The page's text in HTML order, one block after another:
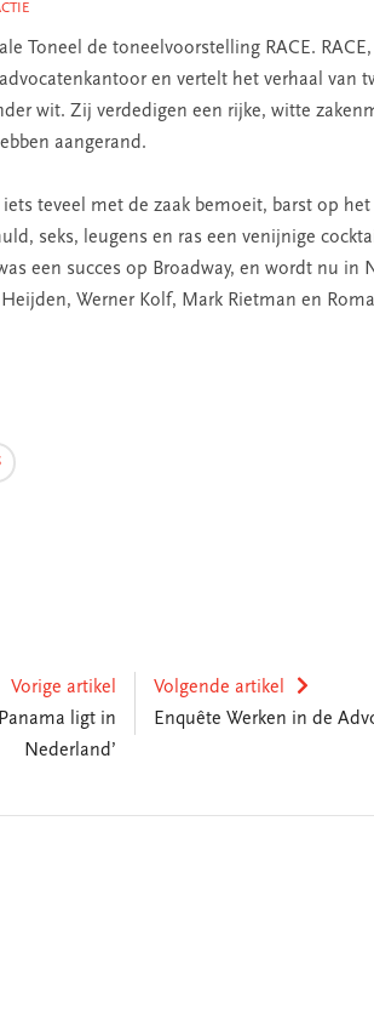
Toneel de toneelvoorstelling RACE.
en vertelt het verhaal van
wit. Zij verdedigen een rijke, witte
aangerand.
teveel met de zaak bemoeit, barst op
seks, leugens en ras een venijnige
een succes op Broadway, en wordt nu in
Werner Kolf, Mark Rietman en
Vorige artikel
ligt in
Nederland’
Volgende artikel
Enquête Werken in de